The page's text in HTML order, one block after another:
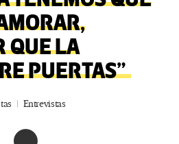
QUE LA
PUERTAS”
Entrevistas